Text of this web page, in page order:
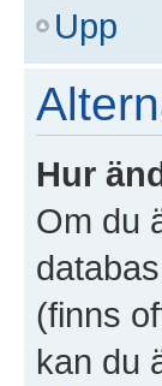
Upp
Hur
Om du
(finns
kan du